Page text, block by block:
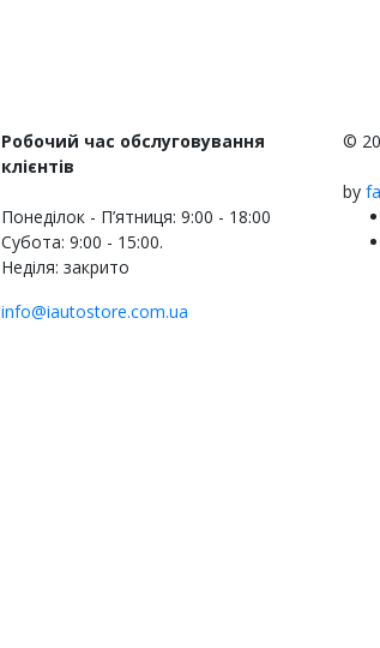
Робочий час обслуговування
клієнтів
Понеділок - П’ятниця: 9:00 - 18:00
Субота: 9:00 - 15:00.
Неділя: закрито
info@iautostore.com.ua
©
by